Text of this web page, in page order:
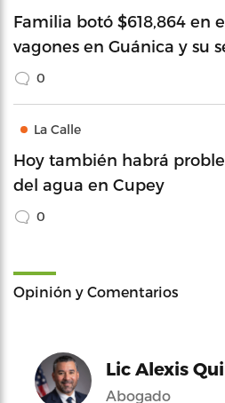
Familia botó $618,864 en
vagones en Guánica y su
0
La Calle
Hoy también habrá
del agua en Cupey
0
Opinión y Comentarios
Lic Alexis
Abogado